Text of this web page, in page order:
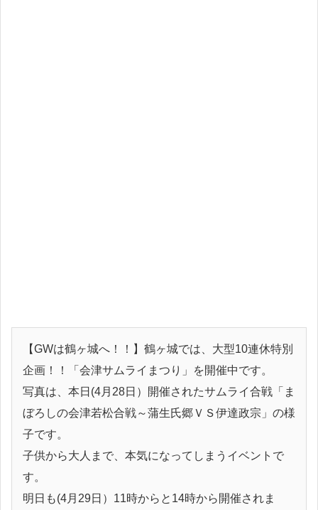
【GWは鶴ヶ城へ！！】鶴ヶ城では、大型10連休特別
企画！！「会津サムライまつり」を開催中です。
写真は、本日(4月28日）開催されたサムライ合戦「ま
ぼろしの会津若松合戦～蒲生氏郷ＶＳ伊達政宗」の様
子です。
子供から大人まで、本気になってしまうイベントで
す。
明日も(4月29日）11時からと14時から開催されま